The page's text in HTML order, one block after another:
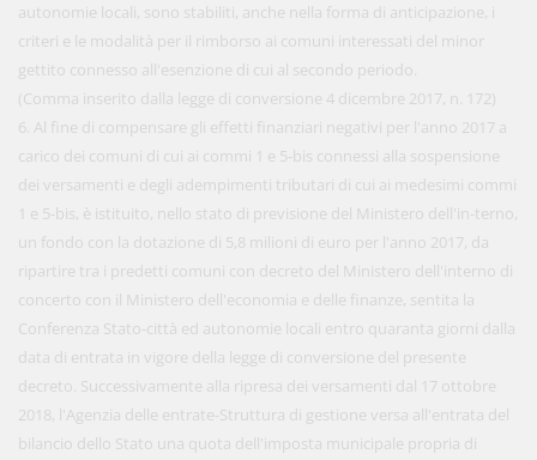
autonomie locali, sono stabiliti, anche nella forma di anticipazione, i
criteri e le modalità per il rimborso ai comuni interessati del minor
gettito connesso all'esenzione di cui al secondo periodo.
(Comma inserito dalla legge di conversione 4 dicembre 2017, n. 172)
6. Al fine di compensare gli effetti finanziari negativi per l'anno 2017 a
carico dei comuni di cui ai commi 1 e 5-bis connessi alla sospensione
dei versamenti e degli adempimenti tributari di cui ai medesimi commi
1 e 5-bis, è istituito, nello stato di previsione del Ministero dell'in-terno,
un fondo con la dotazione di 5,8 milioni di euro per l'anno 2017, da
ripartire tra i predetti comuni con decreto del Ministero dell'interno di
concerto con il Ministero dell'economia e delle finanze, sentita la
Conferenza Stato-città ed autonomie locali entro quaranta giorni dalla
data di entrata in vigore della legge di conversione del presente
decreto. Successivamente alla ripresa dei versamenti dal 17 ottobre
2018, l'Agenzia delle entrate-Struttura di gestione versa all'entrata del
bilancio dello Stato una quota dell'imposta municipale propria di